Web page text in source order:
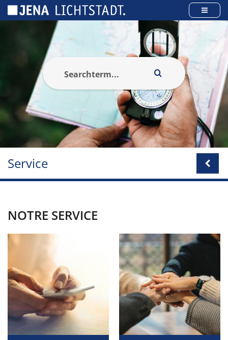
Service
NOTRE SERVICE
Panneau de gestion des cookies